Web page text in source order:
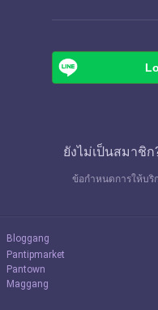
ยังไม่เป็นสมาชิก
ข้อกำหนดการให้บริ
Bloggang
Pantipmarket
Pantown
Maggang